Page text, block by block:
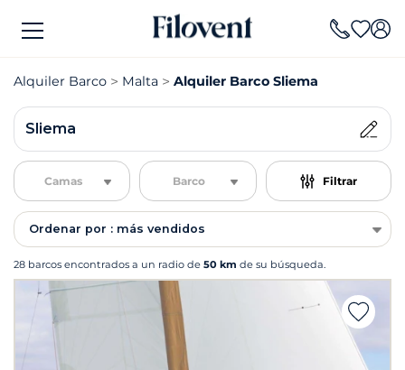
Alquiler Barco Malta Alquiler Barco Sliema
Sliema
Camas Barco Filtrar
Ordenar por : más vendidos
28 barcos encontrados a un radio de 50 km de su búsqueda.